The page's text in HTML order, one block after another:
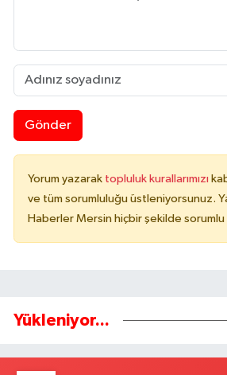
Gönder
Yorum yazarak topluluk kurallarımızı
ve tüm sorumluluğu üstleniyorsunuz.
Haberler Mersin hiçbir şekilde
Yükleniyor...